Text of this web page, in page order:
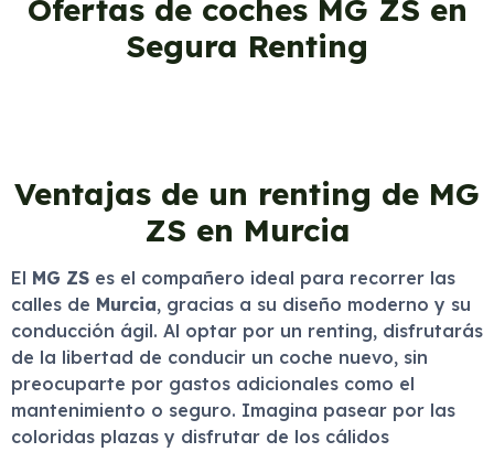
Ofertas de coches MG ZS en
Segura Renting
Ventajas de un renting de MG
ZS en Murcia
El MG ZS es el compañero ideal para recorrer las
calles de Murcia, gracias a su diseño moderno y su
conducción ágil. Al optar por un renting, disfrutarás
de la libertad de conducir un coche nuevo, sin
preocuparte por gastos adicionales como el
mantenimiento o seguro. Imagina pasear por las
coloridas plazas y disfrutar de los cálidos